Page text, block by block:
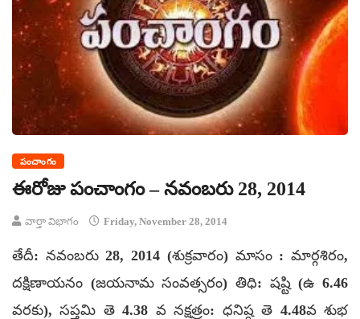
పంచాంగం
ఈరోజు పంచాంగం – నవంబరు 28, 2014
వార్తా విభాగం Friday, November 28, 2014
తేదీ: నవంబరు 28, 2014 (శుక్రవారం) మాసం : మార్గశిరం,
దక్షిణాయనం (జయనామ సంవత్సరం) తిధి: షష్టి (ఉ 6.46
వరకు), సప్తమి తె 4.38 వ నక్షత్రం: ధనిష్ఠ తె 4.48వ శుభ